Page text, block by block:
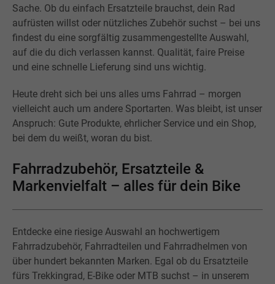
Sache. Ob du einfach Ersatzteile brauchst, dein Rad
aufrüsten willst oder nützliches Zubehör suchst – bei uns
findest du eine sorgfältig zusammengestellte Auswahl,
auf die du dich verlassen kannst. Qualität, faire Preise
und eine schnelle Lieferung sind uns wichtig.
Heute dreht sich bei uns alles ums Fahrrad – morgen
vielleicht auch um andere Sportarten. Was bleibt, ist unser
Anspruch: Gute Produkte, ehrlicher Service und ein Shop,
bei dem du weißt, woran du bist.
Fahrradzubehör, Ersatzteile &
Markenvielfalt – alles für dein Bike
Entdecke eine riesige Auswahl an hochwertigem
Fahrradzubehör, Fahrradteilen und Fahrradhelmen von
über hundert bekannten Marken. Egal ob du Ersatzteile
fürs Trekkingrad, E-Bike oder MTB suchst – in unserem